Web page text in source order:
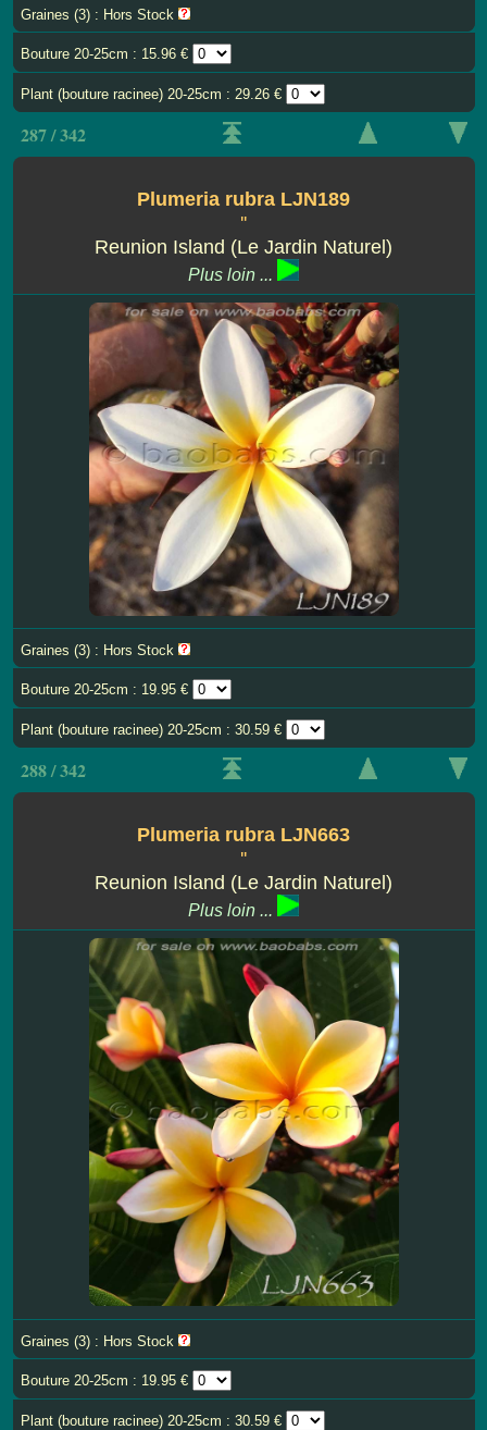
Graines (3) : Hors Stock
Bouture 20-25cm : 15.96 €
Plant (bouture racinee) 20-25cm : 29.26 €
287 / 342
Plumeria rubra LJN189
''
Reunion Island (Le Jardin Naturel)
Plus loin ...
Graines (3) : Hors Stock
Bouture 20-25cm : 19.95 €
Plant (bouture racinee) 20-25cm : 30.59 €
288 / 342
Plumeria rubra LJN663
''
Reunion Island (Le Jardin Naturel)
Plus loin ...
Graines (3) : Hors Stock
Bouture 20-25cm : 19.95 €
Plant (bouture racinee) 20-25cm : 30.59 €